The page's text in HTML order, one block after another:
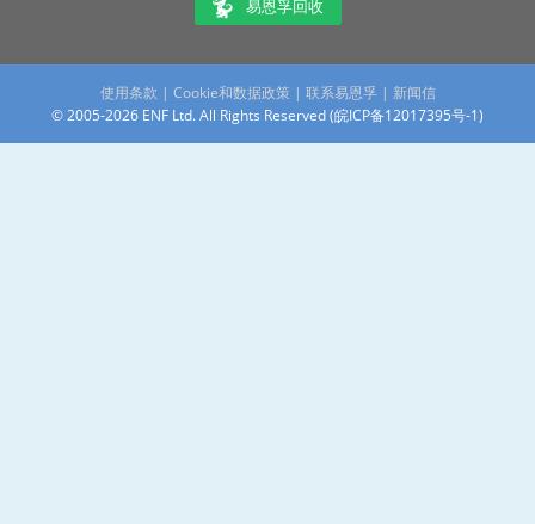
易恩孚回收
使用条款| Cookie和数据政策| 联系易恩孚 | 新闻信
© 2005-2026 ENF Ltd. All Rights Reserved (皖ICP备12017395号-1)